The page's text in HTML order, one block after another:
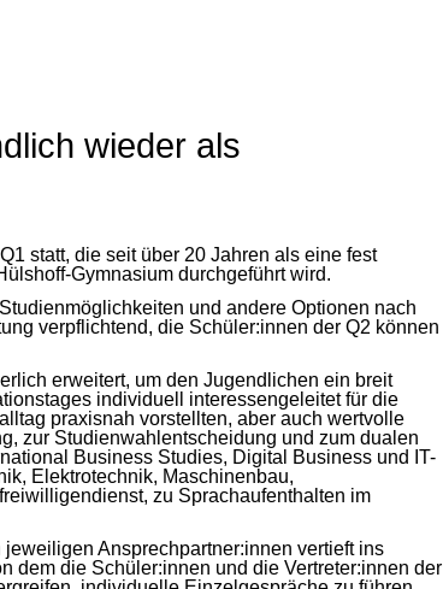
wieder als
statt, die seit über 20 Jahren als eine fest
Gymnasium durchgeführt wird.
und andere Optionen nach
verpflichtend, die Schüler:innen der Q2 können
erweitert, um den Jugendlichen ein breit
individuell interessengeleitet für die
praxisnah vorstellten, aber auch wertvolle
zur Studienwahlentscheidung und zum dualen
Business Studies, Digital Business und IT-
Elektrotechnik, Maschinenbau,
zu Sprachaufenthalten im
Ansprechpartner:innen vertieft ins
dem die Schüler:innen und die Vertreter:innen der